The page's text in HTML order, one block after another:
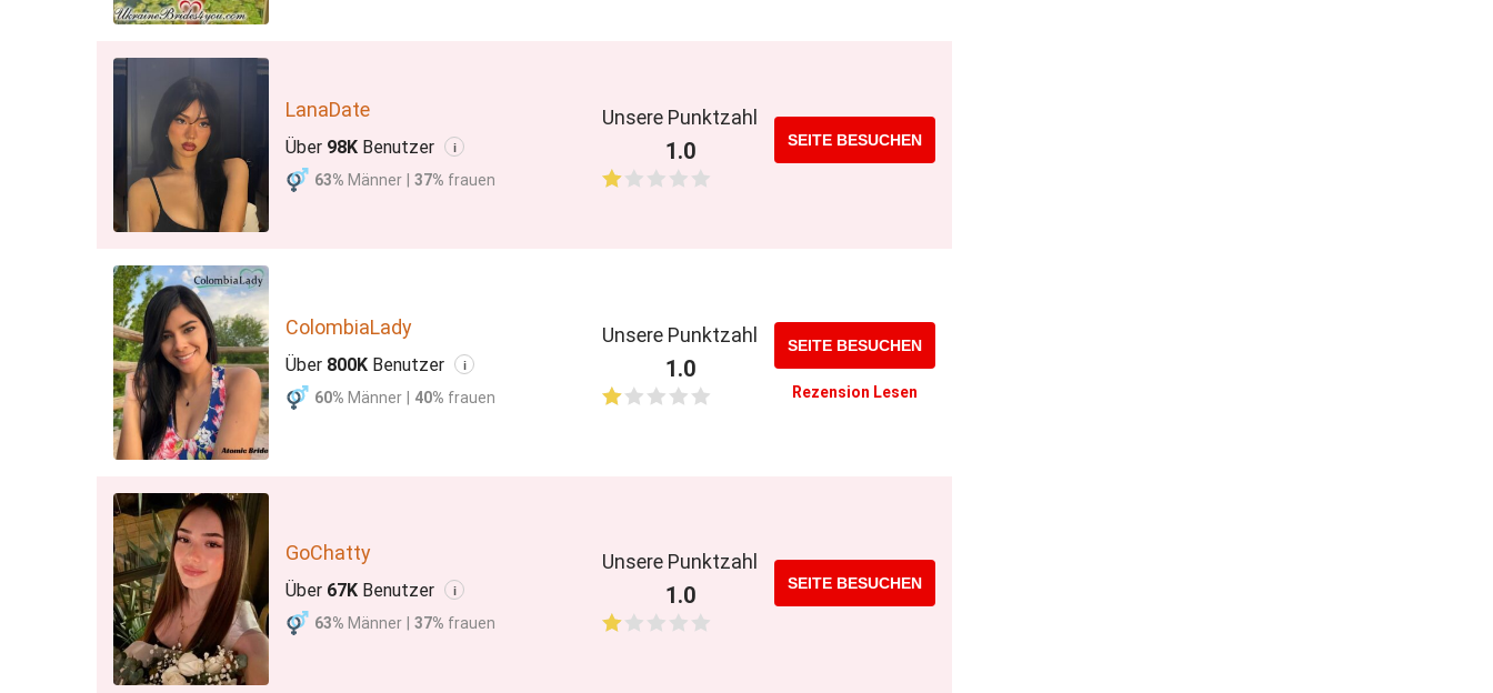
LanaDate
Über 98K Benutzer i
63% Männer 37% frauen
Unsere Punktzahl
1.0 SEITE BESUCHEN
ColombiaLady
Über 800K Benutzer i
60% Männer | 40% frauen
Unsere Punktzahl
1.0
SEITE BESUCHEN
Rezension Lesen
GoChatty
Über 67K Benutzer i
63% Männer 37% frauen
Unsere Punktzahl
1.0 SEITE BESUCHEN